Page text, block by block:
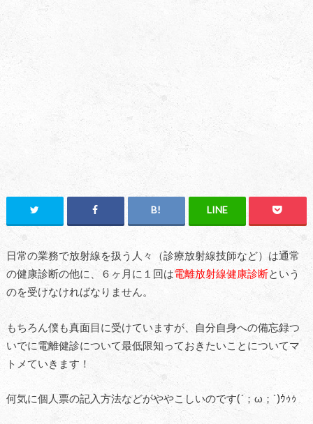
日常の業務で放射線を扱う人々（診療放射線技師など）は通常
の健康診断の他に、６ヶ月に１回は電離放射線健康診断という
のを受けなければなりません。
もちろん僕も真面目に受けていますが、自分自身への備忘録つ
いでに電離健診について最低限知っておきたいことについてマ
トメていきます！
何気に個人票の記入方法などがややこしいのです(´；ω；`)ｳｩｩ